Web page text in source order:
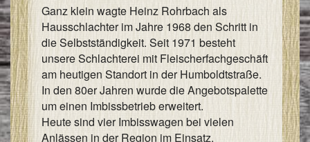
&
Ganz klein wagte Heinz Rohrbach als
Hausschlachter im Jahre 1968 den Schritt in
die Selbstständigkeit. Seit 1971 besteht
unsere Schlachterei mit Fleischerfachgeschäft
am heutigen Standort in der Humboldtstraße.
In den 80er Jahren wurde die Angebotspalette
um einen Imbissbetrieb erweitert.
Heute sind vier Imbisswagen bei vielen
Anlässen in der Region im Einsatz.